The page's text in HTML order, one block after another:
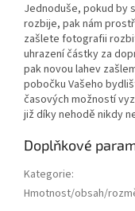
Jednoduše, pokud by
rozbije, pak nám
zašlete fotografii
uhrazení částky za
pak novou lahev
pobočku Vašeho
časových možností
již díky nehodě nikdy
Doplňkové
Kategorie:
Hmotnost/obsah/